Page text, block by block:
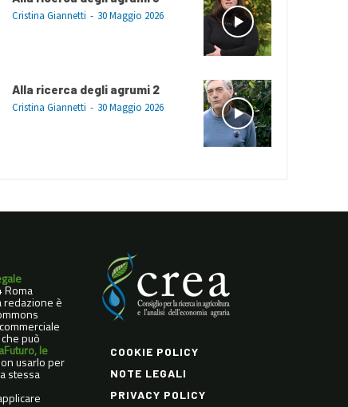
Cristina Giannetti - 30 Maggio 2026
Alla ricerca degli agrumi 2
Cristina Giannetti - 30 Maggio 2026
Roma
redazione è
può
le
usarlo per
stessa
COOKIE POLICY
NOTE LEGALI
PRIVACY POLICY